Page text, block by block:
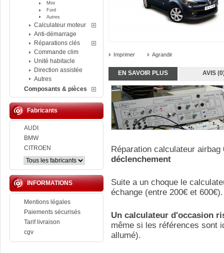
Mini
Ford
Autres
Calculateur moteur
Anti-démarrage
Réparations clés
Commande clim
Unité habitacle
Direction assistée
Autres
Composants & pièces
Fabricants
AUDI
BMW
CITROEN
INFORMATIONS
Mentions légales
Paiements sécurisés
Tarif livraison
cgv
Imprimer Agrandir
EN SAVOIR PLUS AVIS
Réparation calculateur airbag
déclenchement
Suite a un choque le
échange (entre 200€ et 600€).
Un calculateur d'occasion
même si les références sont
allumé).